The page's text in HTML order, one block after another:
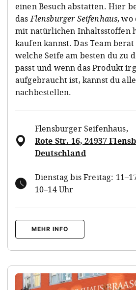
einen Besuch abstatten. Hier
dasFlensburger Seifenhaus, wo
mit natürlichen Inhaltsstoffen
kaufen kannst. Das Team
welche Seife am besten du zu
passt und wenn das Produkt
aufgebraucht ist, kannst du
nachbestellen.
Flensburger Seifenhaus,
Rote Str. 16, 24937
Deutschland
Dienstag bis Freitag:
10–14 Uhr
MEHR INFO